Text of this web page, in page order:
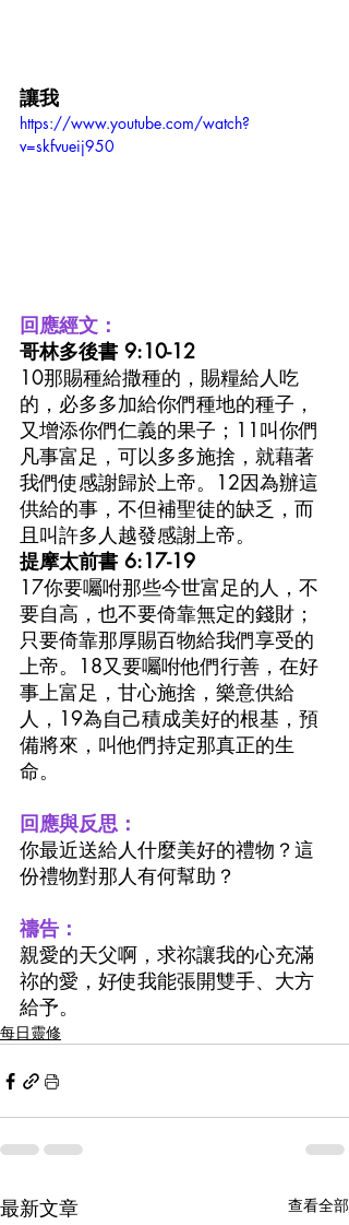
讓我
https://www.youtube.com/watch?
v=skfvueij950
回應經文：
哥林多後書 9:10-12
10那賜種給撒種的，賜糧給人吃
的，必多多加給你們種地的種子，
又增添你們仁義的果子；11叫你們
凡事富足，可以多多施捨，就藉著
我們使感謝歸於上帝。12因為辦這
供給的事，不但補聖徒的缺乏，而
且叫許多人越發感謝上帝。
提摩太前書 6:17-19
17你要囑咐那些今世富足的人，不
要自高，也不要倚靠無定的錢財；
只要倚靠那厚賜百物給我們享受的
上帝。18又要囑咐他們行善，在好
事上富足，甘心施捨，樂意供給
人，19為自己積成美好的根基，預
備將來，叫他們持定那真正的生
命。
回應與反思：
你最近送給人什麼美好的禮物？這
份禮物對那人有何幫助？
禱告：
親愛的天父啊，求祢讓我的心充滿
祢的愛，好使我能張開雙手、大方
給予。
每日靈修
最新文章 查看全部